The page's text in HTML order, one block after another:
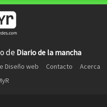
de Diario de la mancha
Diseño web Contacto
Acerca